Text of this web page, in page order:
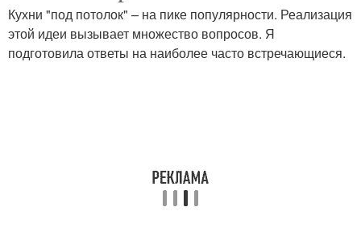
Кухни "под потолок" – на пике популярности. Реализация
этой идеи вызывает множество вопросов. Я
подготовила ответы на наиболее часто встречающиеся.